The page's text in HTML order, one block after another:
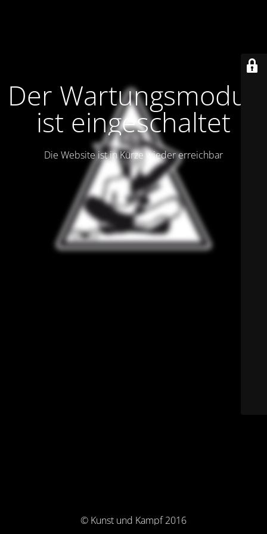
Der Wartungsmodus
ist eingeschaltet
Die Website ist in Kürze wieder erreichbar
© Kunst und Kampf 2016